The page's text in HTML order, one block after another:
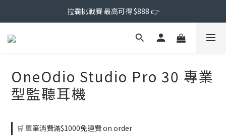
拉霸挑戰賽 最高可得 $888 👉
OneOdio Studio Pro 30 專業
型監聽耳機
🛒 單筆消費滿$1000免運費 on order